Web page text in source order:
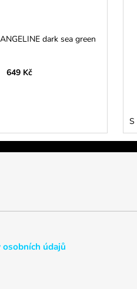
dark sea green
649 Kč
S
údajů